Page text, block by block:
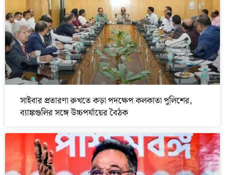
সাইবার প্রতারণা রুখতে কড়া পদক্ষেপ কলকাতা পুলিশের,
ব্যাঙ্কগুলির সঙ্গে উচ্চপর্যায়ের বৈঠক